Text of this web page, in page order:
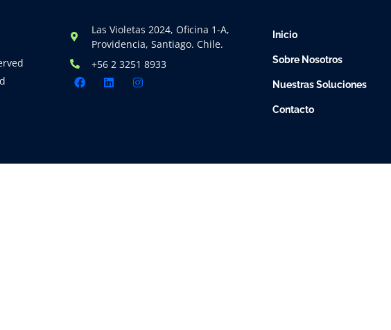
Las Violetas 2024, Oficina 1-A,
Providencia, Santiago. Chile.
+56 2 3251 8933
Inicio
Sobre Nosotros
Nuestras Soluciones
Contacto